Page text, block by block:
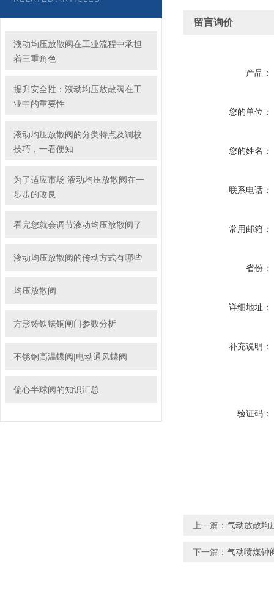
液动均压放散阀在工业流程中承担
着三重角色
提升安全性：液动均压放散阀在工
业中的重要性
液动均压放散阀的分类特点及调校
技巧，一看便知
为了适应市场 液动均压放散阀在一
步步的改良
看完您就会调节液动均压放散阀了
液动均压放散阀的传动方式有哪些
均压放散阀
方形铸铁镶铜闸门参数分析
不锈钢高温蝶阀|电动通风蝶阀
偏心半球阀的知识汇总
留言询价
产品：
您的单位：
您的姓名：
联系电话：
常用邮箱：
省份：
详细地址：
补充说明：
验证码：
上一篇： 气动放散均
下一篇： 气动喷煤钟